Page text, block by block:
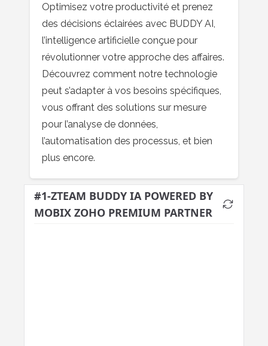
Optimisez votre productivité et prenez
des décisions éclairées avec BUDDY AI,
l’intelligence artificielle conçue pour
révolutionner votre approche des affaires.
Découvrez comment notre technologie
peut s’adapter à vos besoins spécifiques,
vous offrant des solutions sur mesure
pour l’analyse de données,
l’automatisation des processus, et bien
plus encore.